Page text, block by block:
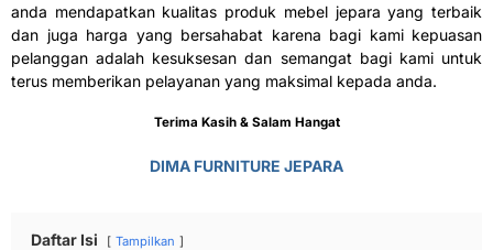
anda mendapatkan kualitas produk mebel jepara yang terbaik
dan juga harga yang bersahabat karena bagi kami kepuasan
pelanggan adalah kesuksesan dan semangat bagi kami untuk
terus memberikan pelayanan yang maksimal kepada anda.
Terima Kasih & Salam Hangat
DIMA FURNITURE JEPARA
Daftar Isi Tampilkan